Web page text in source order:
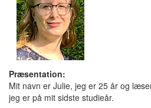
Præsentation:
Mit navn er Julie, jeg er 25 år og
jeg er på mit sidste studieår.